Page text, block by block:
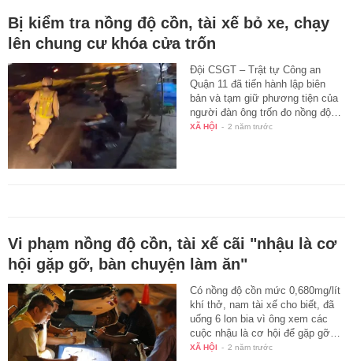
Bị kiểm tra nồng độ cồn, tài xế bỏ xe, chạy
lên chung cư khóa cửa trốn
Đội CSGT – Trật tự Công an
Quận 11 đã tiến hành lập biên
bản và tạm giữ phương tiện của
người đàn ông trốn đo nồng độ…
XÃ HỘI - 2 năm trước
Vi phạm nồng độ cồn, tài xế cãi "nhậu là cơ
hội gặp gỡ, bàn chuyện làm ăn"
Có nồng độ cồn mức 0,680mg/lít
khí thở, nam tài xế cho biết, đã
uống 6 lon bia vì ông xem các
cuộc nhậu là cơ hội để gặp gỡ…
XÃ HỘI - 2 năm trước